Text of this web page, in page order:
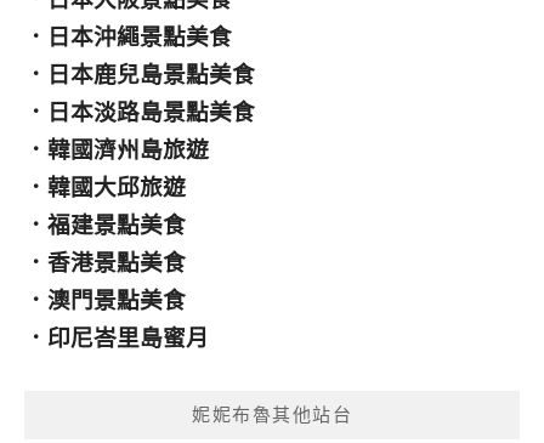
． 日本沖繩景點美食
． 日本鹿兒島景點美食
． 日本淡路島景點美食
． 韓國濟州島旅遊
． 韓國大邱旅遊
． 福建景點美食
． 香港景點美食
． 澳門景點美食
． 印尼峇里島蜜月
妮妮布魯其他站台